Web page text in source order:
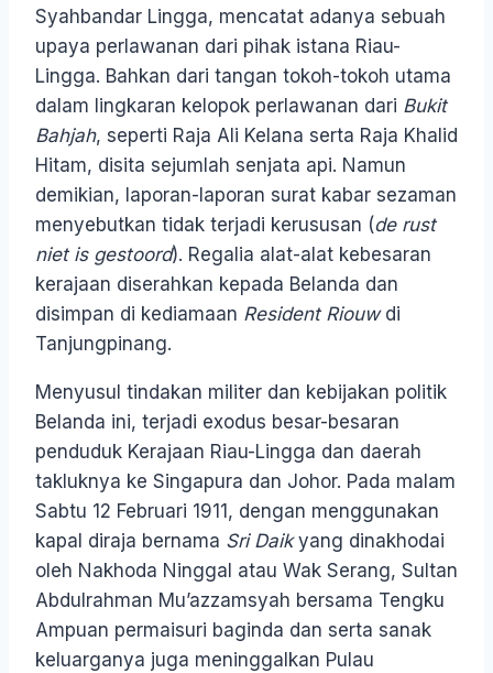
Syahbandar Lingga, mencatat adanya sebuah
upaya perlawanan dari pihak istana Riau-
Lingga. Bahkan dari tangan tokoh-tokoh utama
dalam lingkaran kelopok perlawanan dari Bukit
Bahjah, seperti Raja Ali Kelana serta Raja Khalid
Hitam, disita sejumlah senjata api. Namun
demikian, laporan-laporan surat kabar sezaman
menyebutkan tidak terjadi kerususan (de rust
niet is gestoord). Regalia alat-alat kebesaran
kerajaan diserahkan kepada Belanda dan
disimpan di kediamaan Resident Riouwdi
Tanjungpinang.
Menyusul tindakan militer dan kebijakan politik
Belanda ini, terjadi exodus besar-besaran
penduduk Kerajaan Riau-Lingga dan daerah
takluknya ke Singapura dan Johor. Pada malam
Sabtu 12 Februari 1911, dengan menggunakan
kapal diraja bernama Sri Daikyang dinakhodai
oleh Nakhoda Ninggal atau Wak Serang, Sultan
Abdulrahman Mu’azzamsyah bersama Tengku
Ampuan permaisuri baginda dan serta sanak
keluarganya juga meninggalkan Pulau